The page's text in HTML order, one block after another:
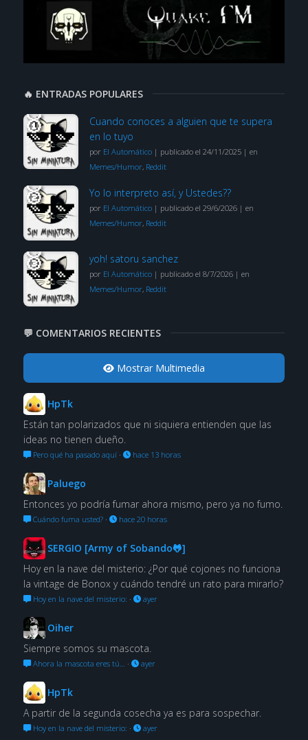
🔥 ENTRADAS POPULARES
Cuando conoces a alguien que te supera
en lo tuyo
por El Automático| publicado el 24/11/2025| en
Memes/Humor, Reddit
Yo lo interpreto así, y Ustedes??
por El Automático| publicado el 29/6/2026| en
Memes/Humor, Reddit
yoh! satoru sanchez
por El Automático| publicado el 8/7/2026| en
Memes/Humor, Reddit
💬 COMENTARIOS RECIENTES
Mostrar Multimedia
HpTk
Están tan polarizados que ni siquiera entienden que las
ideas no tienen dueño.
Pero qué ha pasado aquí· hace 13 horas
Paluego
Entonces yo podría fumar ahora mismo, pero ya no fumo.
Cuándo fuma usted?· hace 20 horas
SERGIO [Army of Sobando🐸]
Hoy en la nave del misterio: ¿Por qué cojones no funciona
la vintage de Bonox y cuándo tendré un rato para mirarlo?
Hoy en la nave del misterio: · ayer
Oiher
Siempre somos su mascota.
Ahora la mascota eres tú… · ayer
HpTk
A partir de la segunda cosecha ya es para sospechar.
Hoy en la nave del misterio: · ayer